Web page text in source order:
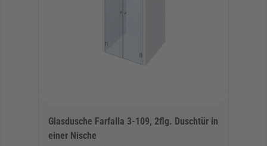
Glasdusche Farfalla 3-109, 2flg. Duschtür in
einer Nische